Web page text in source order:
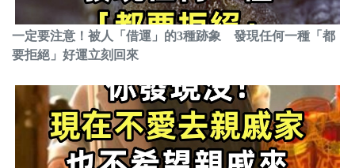
一定要注意！被人「借運」的3種跡象 發現任何一種「都
要拒絕」好運立刻回來